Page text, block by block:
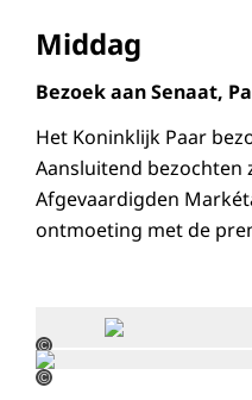
Middag
Bezoek aan Senaat,
Het Koninklijk Paar
Aansluitend bezochten
Afgevaardigden
ontmoeting met de
©
©